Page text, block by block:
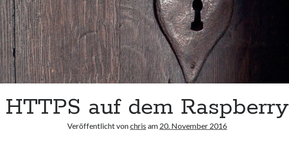
HTTPS auf dem Raspberry
Veröffentlicht vonchris am 20. November 2016